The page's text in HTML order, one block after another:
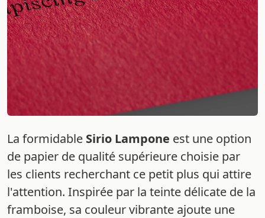
La formidable Sirio Lampone est une option
de papier de qualité supérieure choisie par
les clients recherchant ce petit plus qui attire
l'attention. Inspirée par la teinte délicate de la
framboise, sa couleur vibrante ajoute une